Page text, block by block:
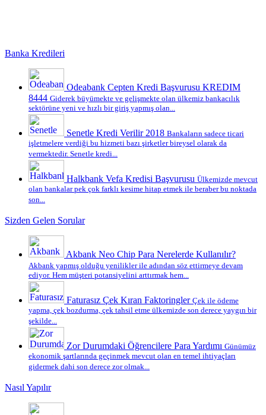
Banka Kredileri
Odeabank Cepten Kredi Başvurusu KREDIM
8444 Giderek büyümekte ve gelişmekte olan ülkemiz bankacılık
sektörüne yeni ve hızlı bir giriş yapmış olan...
Senetle Kredi Verilir 2018 Bankaların sadece ticari
işletmelere verdiği bu hizmeti bazı şirketler bireysel olarak da
vermektedir. Senetle kredi...
Halkbank Vefa Kredisi Başvurusu Ülkemizde mevcut
olan bankalar pek çok farklı kesime hitap etmek ile beraber bu noktada
son...
Sizden Gelen Sorular
Akbank Neo Chip Para Nerelerde Kullanılır?
Akbank yapmış olduğu yenilikler ile adından söz ettirmeye devam
ediyor. Hem müşteri potansiyelini arttırmak hem...
Faturasız Çek Kıran Faktoringler Çek ile ödeme
yapma, çek bozdurma, çek tahsil etme ülkemizde son derece yaygın bir
şekilde...
Zor Durumdaki Öğrencilere Para Yardımı Günümüz
ekonomik şartlarında geçinmek mevcut olan en temel ihtiyaçları
gidermek dahi son derece zor olmak...
Nasıl Yapılır